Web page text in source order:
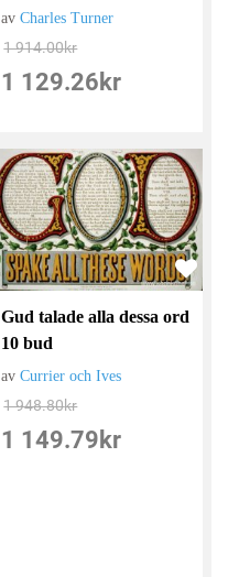
avCharles Turner
1 914.00kr
1 129.26 kr
Gud talade alla dessa ord
10 bud
avCurrier och Ives
1 948.80kr
1 149.79 kr